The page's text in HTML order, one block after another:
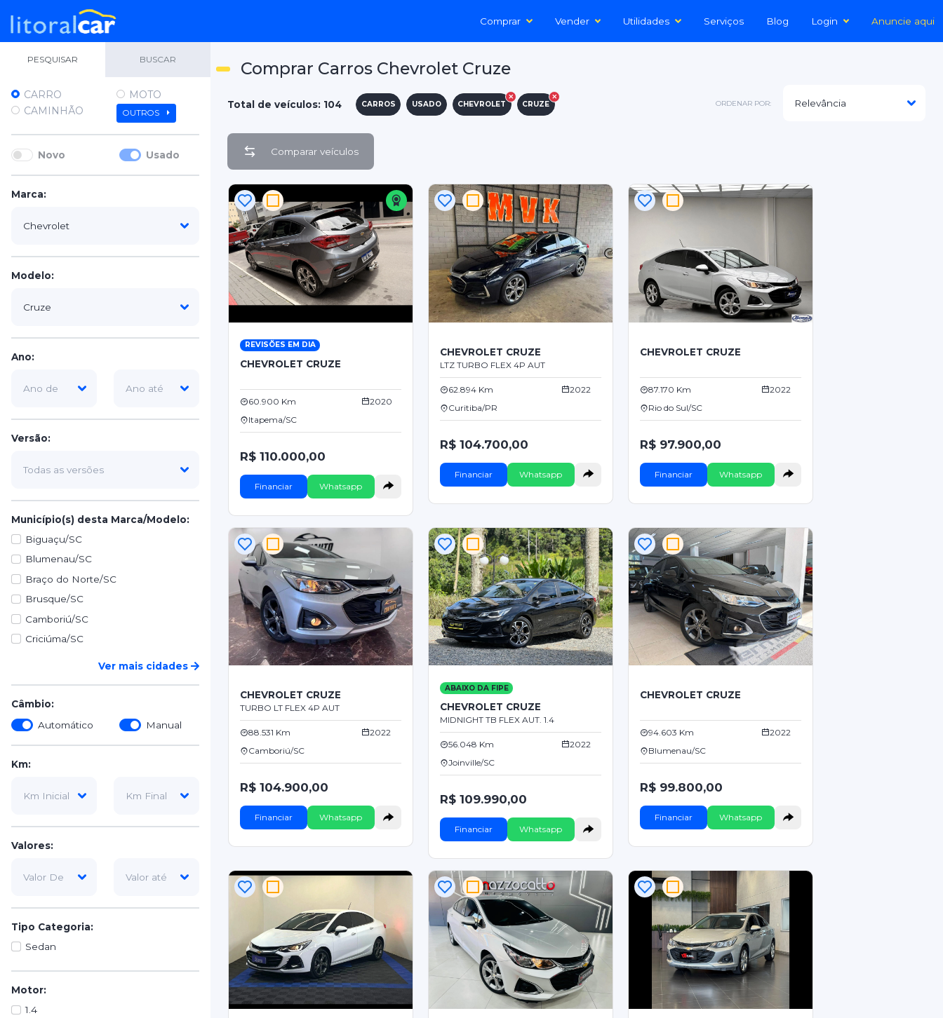
Comprar Vender Utilidades Serviços Blog Login Anuncie aqui
PESQUISAR BUSCAR
CARRO
MOTO
CAMINHÃO
OUTROS
Novo Usado
Marca:
Modelo:
Ano:
Versão:
Município(s) desta Marca/Modelo:
Biguaçu/SC
Blumenau/SC
Braço do Norte/SC
Brusque/SC
Camboriú/SC
Criciúma/SC
Ver mais cidades
Câmbio:
Automático
Manual
Km:
Valores:
Tipo Categoria:
Sedan
Motor:
1.4
Comprar Carros Chevrolet Cruze
Total de veículos: 104 CARROS USADO CHEVROLET CRUZE ORDENAR POR:
Comparar veículos
REVISÕES EM DIA
CHEVROLET CRUZE
60.900 Km
2020
Itapema/SC
R$ 110.000,00
Financiar Whatsapp
CHEVROLET CRUZE
LTZ TURBO FLEX 4P AUT
62.894 Km
2022
Curitiba/PR
R$ 104.700,00
Financiar Whatsapp
CHEVROLET CRUZE
87.170 Km
2022
Rio do Sul/SC
R$ 97.900,00
Financiar Whatsapp
CHEVROLET CRUZE
TURBO LT FLEX 4P AUT
88.531 Km
2022
Camboriú/SC
R$ 104.900,00
Financiar Whatsapp
ABAIXO DA FIPE
CHEVROLET CRUZE
MIDNIGHT TB FLEX AUT. 1.4
56.048 Km
2022
Joinville/SC
R$ 109.990,00
Financiar Whatsapp
CHEVROLET CRUZE
94.603 Km
2022
Blumenau/SC
R$ 99.800,00
Financiar Whatsapp